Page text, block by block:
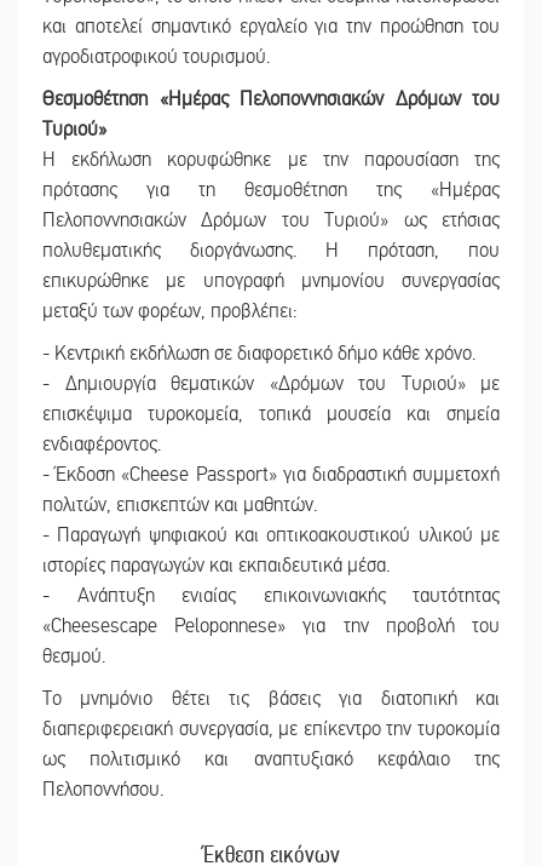
και αποτελεί σημαντικό εργαλείο για την προώθηση του
αγροδιατροφικού τουρισμού.
Θεσμοθέτηση «Ημέρας Πελοποννησιακών Δρόμων του
Τυριού»
Η εκδήλωση κορυφώθηκε με την παρουσίαση της
πρότασης για τη θεσμοθέτηση της «Ημέρας
Πελοποννησιακών Δρόμων του Τυριού» ως ετήσιας
πολυθεματικής διοργάνωσης. Η πρόταση, που
επικυρώθηκε με υπογραφή μνημονίου συνεργασίας
μεταξύ των φορέων, προβλέπει:
- Κεντρική εκδήλωση σε διαφορετικό δήμο κάθε χρόνο.
- Δημιουργία θεματικών «Δρόμων του Τυριού» με
επισκέψιμα τυροκομεία, τοπικά μουσεία και σημεία
ενδιαφέροντος.
- Έκδοση «Cheese Passport» για διαδραστική συμμετοχή
πολιτών, επισκεπτών και μαθητών.
- Παραγωγή ψηφιακού και οπτικοακουστικού υλικού με
ιστορίες παραγωγών και εκπαιδευτικά μέσα.
- Ανάπτυξη ενιαίας επικοινωνιακής ταυτότητας
«Cheesescape Peloponnese» για την προβολή του
θεσμού.
Το μνημόνιο θέτει τις βάσεις για διατοπική και
διαπεριφερειακή συνεργασία, με επίκεντρο την τυροκομία
ως πολιτισμικό και αναπτυξιακό κεφάλαιο της
Πελοποννήσου.
Έκθεση εικόνων